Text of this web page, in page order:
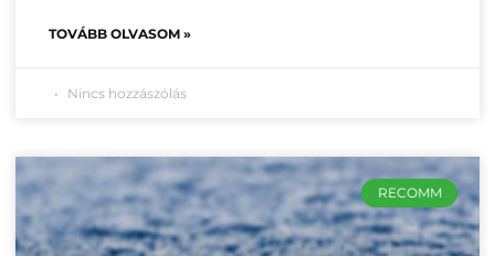
TOVÁBB OLVASOM »
Nincs hozzászólás
RECOMM